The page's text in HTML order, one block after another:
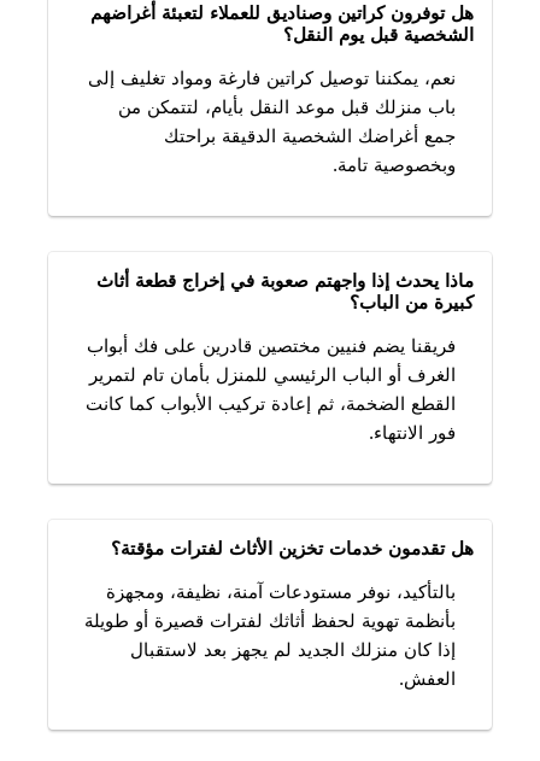
هل توفرون كراتين وصناديق للعملاء لتعبئة أغراضهم
الشخصية قبل يوم النقل؟
نعم، يمكننا توصيل كراتين فارغة ومواد تغليف إلى
باب منزلك قبل موعد النقل بأيام، لتتمكن من
جمع أغراضك الشخصية الدقيقة براحتك
وبخصوصية تامة.
ماذا يحدث إذا واجهتم صعوبة في إخراج قطعة أثاث
كبيرة من الباب؟
فريقنا يضم فنيين مختصين قادرين على فك أبواب
الغرف أو الباب الرئيسي للمنزل بأمان تام لتمرير
القطع الضخمة، ثم إعادة تركيب الأبواب كما كانت
فور الانتهاء.
هل تقدمون خدمات تخزين الأثاث لفترات مؤقتة؟
بالتأكيد، نوفر مستودعات آمنة، نظيفة، ومجهزة
بأنظمة تهوية لحفظ أثاثك لفترات قصيرة أو طويلة
إذا كان منزلك الجديد لم يجهز بعد لاستقبال
العفش.